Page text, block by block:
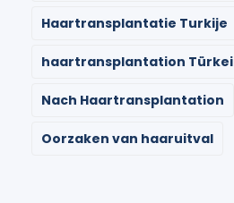
Haartransplantatie Turkije
haartransplantation Türkei
Nach Haartransplantation
Oorzaken van haaruitval